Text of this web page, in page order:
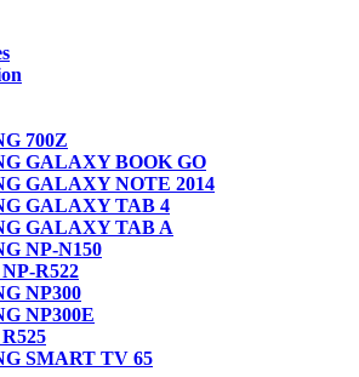
700Z
GALAXY BOOK GO
GALAXY NOTE 2014
GALAXY TAB 4
GALAXY TAB A
NP-N150
R522
NP300
NP300E
SMART TV 65